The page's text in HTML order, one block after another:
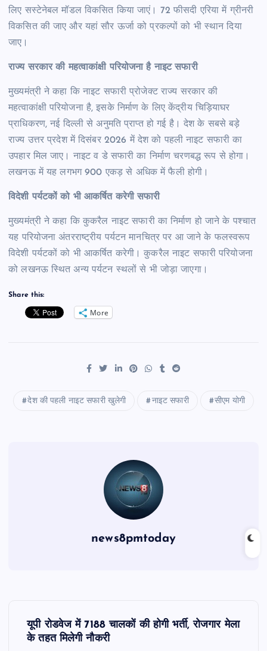
लिए सस्टेनेबल मॉडल विकसित किया जाएं। 72 फीसदी एरिया में ग्रीनरी
विकसित की जाए और यहां सौर ऊर्जा को प्रकल्पों को भी स्थान दिया
जाए।
राज्य सरकार की महत्वाकांक्षी परियोजना है नाइट सफारी
मुख्यमंत्री ने कहा कि नाइट सफारी प्रोजेक्ट राज्य सरकार की
महत्वाकांक्षी परियोजना है, इसके निर्माण के लिए केंद्रीय चिड़ियाघर
प्राधिकरण, नई दिल्ली से अनुमति प्राप्त हो गई है। देश के सबसे बड़े
राज्य उत्तर प्रदेश में दिसंबर 2026 में देश को पहली नाइट सफारी का
उपहार मिल जाए। नाइट व डे सफारी का निर्माण चरणबद्ध रूप से होगा।
लखनऊ में यह लगभग 900 एकड़ से अधिक में फैली होगी।
विदेशी पर्यटकों को भी आकर्षित करेगी सफारी
मुख्यमंत्री ने कहा कि कुकरैल नाइट सफारी का निर्माण हो जाने के पश्चात
यह परियोजना अंतरराष्ट्रीय पर्यटन मानचित्र पर आ जाने के फलस्वरूप
विदेशी पर्यटकों को भी आकर्षित करेगी। कुकरैल नाइट सफारी परियोजना
को लखनऊ स्थित अन्य पर्यटन स्थलों से भी जोड़ा जाएगा।
Share this:
More
देश की पहली नाइट सफारी खुलेगी नाइट सफारी सीएम योगी
news8pmtoday
यूपी रोडवेज में 7188 चालकों की होगी भर्ती, रोजगार मेला
के तहत मिलेगी नौकरी